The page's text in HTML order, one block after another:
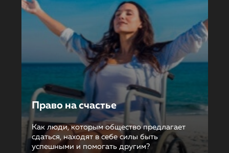
Право на счастье
Как люди, которым общество предлагает
сдаться, находят в себе силы быть
успешными и помогать другим?